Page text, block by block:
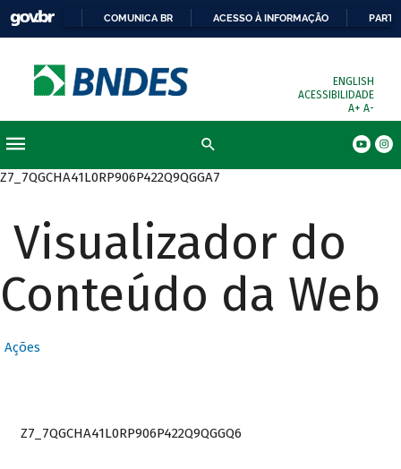
COMUNICA BR ACESSO À INFORMAÇÃO
ENGLISH
ACESSIBILIDADE
A+ A-
Z7_7QGCHA41L0RP906P422Q9QGGA7
Visualizador do
Conteúdo da Web
Ações
Z7_7QGCHA41L0RP906P422Q9QGGQ6